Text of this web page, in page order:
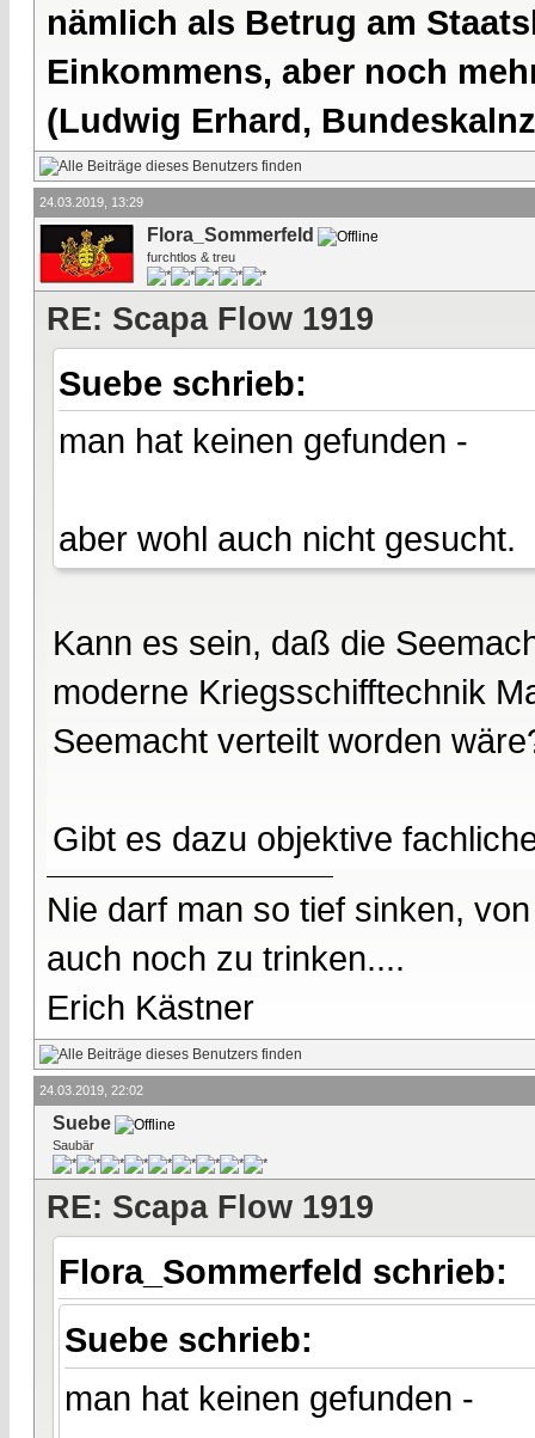
nämlich als Betrug am
Einkommens, aber noch
(Ludwig Erhard,
24.03.2019, 13:29
Flora_Sommerfeld
furchtlos & treu
RE: Scapa Flow 1919
Suebe schrieb:
man hat keinen gefunden -
aber wohl auch nicht gesucht.
Kann es sein, daß die
moderne Kriegsschifftechnik
Seemacht verteilt worden
Gibt es dazu objektive
Nie darf man so tief sinken,
auch noch zu trinken....
Erich Kästner
24.03.2019, 22:02
Suebe
Saubär
RE: Scapa Flow 1919
Flora_Sommerfeld schrieb:
Suebe schrieb:
man hat keinen gefunden -